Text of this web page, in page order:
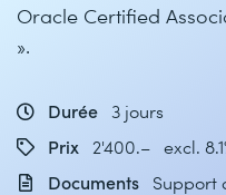
Oracle Certified
».
Durée 3 jours
Prix
2'400.– excl.
Documents
Support